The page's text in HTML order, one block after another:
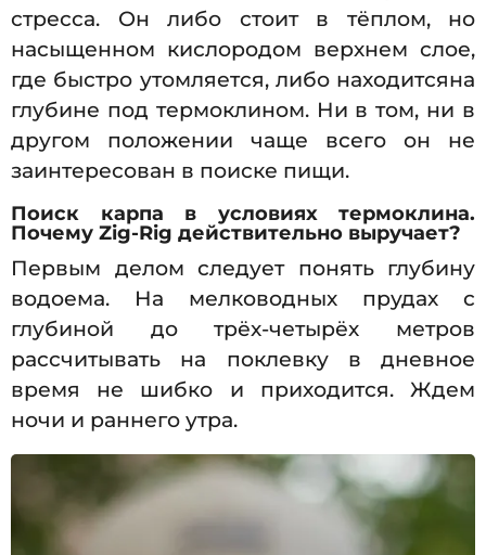
стресса. Он либо стоит в тёплом, но
насыщенном кислородом верхнем слое,
где быстро утомляется, либо находитсяна
глубине под термоклином. Ни в том, ни в
другом положении чаще всего он не
заинтересован в поиске пищи.
Поиск карпа в условиях термоклина.
Почему Zig-Rig действительно выручает?
Первым делом следует понять глубину
водоема. На мелководных прудах с
глубиной до трёх-четырёх метров
рассчитывать на поклевку в дневное
время не шибко и приходится. Ждем
ночи и раннего утра.